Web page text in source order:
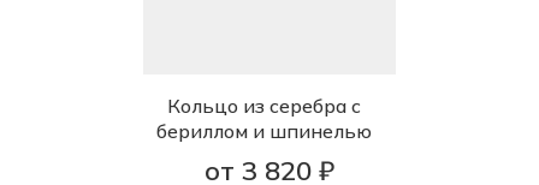
Кольцо из серебра с
бериллом и шпинелью
от 3 820 ₽